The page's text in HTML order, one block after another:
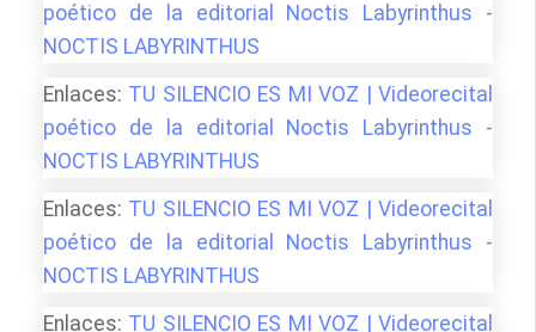
poético de la editorial Noctis Labyrinthus -
NOCTIS LABYRINTHUS
Enlaces: TU SILENCIO ES MI VOZ | Videorecital
poético de la editorial Noctis Labyrinthus -
NOCTIS LABYRINTHUS
Enlaces: TU SILENCIO ES MI VOZ | Videorecital
poético de la editorial Noctis Labyrinthus -
NOCTIS LABYRINTHUS
Enlaces: TU SILENCIO ES MI VOZ | Videorecital